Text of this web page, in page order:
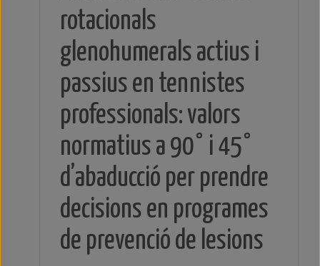
rotacionals
glenohumerals actius i
passius en tennistes
professionals: valors
normatius a 90° i 45°
d’abaducció per prendre
decisions en programes
de prevenció de lesions